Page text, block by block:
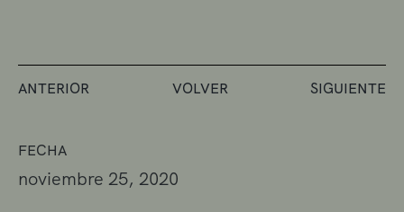
FECHA
noviembre 25, 2020
ANTERIOR VOLVER SIGUIENTE